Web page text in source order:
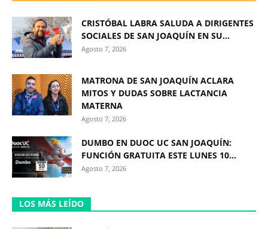
CRISTÓBAL LABRA SALUDA A DIRIGENTES
SOCIALES DE SAN JOAQUÍN EN SU...
Agosto 7, 2026
MATRONA DE SAN JOAQUÍN ACLARA
MITOS Y DUDAS SOBRE LACTANCIA
MATERNA
Agosto 7, 2026
DUMBO EN DUOC UC SAN JOAQUÍN:
FUNCIÓN GRATUITA ESTE LUNES 10...
Agosto 7, 2026
LOS MÁS LEÍDO